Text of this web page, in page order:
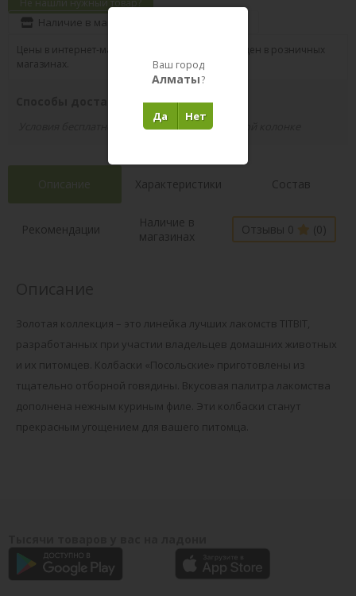
Наличие в магазинах
Цены в интернет-магазине могут отличаться от цен в розничных
магазинах.
Способы доставки вашего заказа
Условия бесплатной доставки указаны в правой колонке
Описание Характеристики Состав
Рекомендации
Наличие в
магазинах
Отзывы 0 (0)
Золотая коллекция – это линейка лучших лакомств TITBIT,
разработанных при участии владельцев домашних животных
и их питомцев. Колбаски «Посольские» приготовлены из
тщательно отборной говядины. Вкусовая палитра лакомства
дополнена нежным куриным филе. Эти колбаски станут
прекрасным угощением для вашего питомца.
Ваш город
Алматы?
Нет
Да